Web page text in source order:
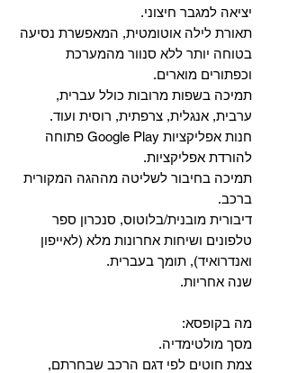
יציאה למגבר חיצוני.
תאורת לילה אוטומטית, המאפשרת נסיעה
בטוחה יותר ללא סנוור מהמערכת
וכפתורים מוארים.
תמיכה בשפות מרובות כולל עברית,
ערבית, אנגלית, צרפתית, רוסית ועוד.
‏חנות אפליקציות Google Play פתוחה
להורדת אפליקציות.
‏תמיכה בחיבור לשליטה מההגה המקורית
ברכב.
‏דיבורית מובנית/בלוטוס, ‏סנכרון ספר
טלפונים ושיחות אחרונות מלא (לאייפון
ואנדרואיד), תומך בעברית.
שנה אחריות.
מה בקופסא:
מסך מולטימדיה.
צמת חוטים לפי דגם הרכב שבחרתם,